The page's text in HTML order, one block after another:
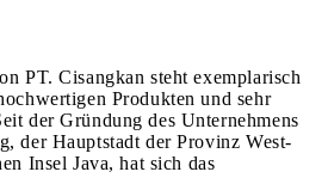
PT. Cisangkan steht exemplarisch
Produkten und sehr
der Gründung des Unternehmens
der Hauptstadt der Provinz West-
Insel Java, hat sich das